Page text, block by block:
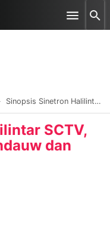
Sinopsis Sinetron Halilintar SCTV, Dibintangi Fero Wolandauw dan Cassandra Lee
SCTV,
dan